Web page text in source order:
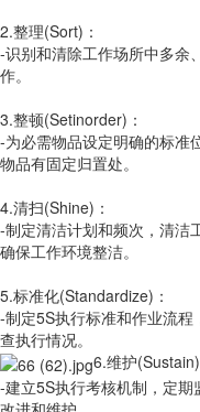
2.整理(Sort)：
-识别和清除工作场所中多余
作。
3.整顿(Setinorder)：
-为必需物品设定明确的标准
物品有固定归置处。
4.清扫(Shine)：
-制定清洁计划和频次，清洁
确保工作环境整洁。
5.标准化(Standardize)：
-制定5S执行标准和作业流
查执行情况。
6.维护(Sustain)
-建立5S执行考核机制，定